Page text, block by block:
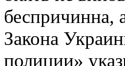
беспричинна,
Закона
полиции»